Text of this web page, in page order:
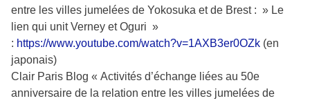
entre les villes jumelées de Yokosuka et de Brest : » Le
lien qui unit Verney et Oguri »
: https://www.youtube.com/watch?v=1AXB3er0OZk (en
japonais)
Clair Paris Blog « Activités d’échange liées au 50e
anniversaire de la relation entre les villes jumelées de